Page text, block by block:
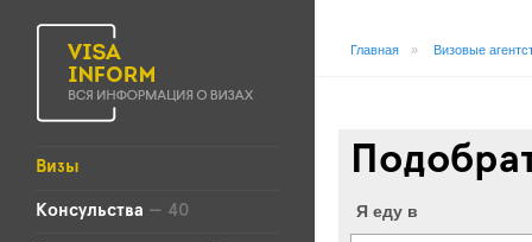
Визы
Консульства — 40
Главная » Визовые
Я еду в